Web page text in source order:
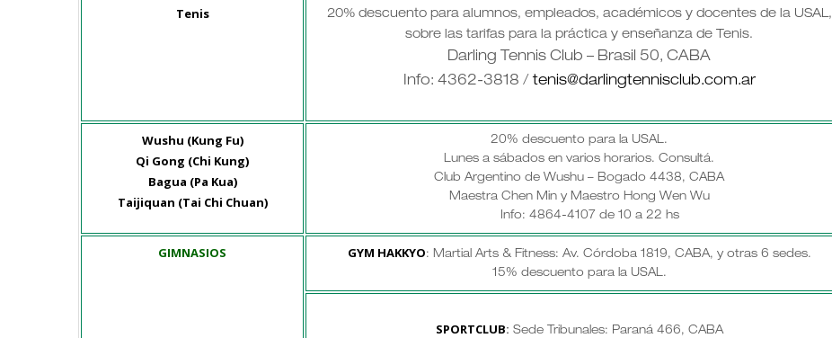
Tenis
20% descuento para alumnos, empleados, académicos y docentes de la USAL,
sobre las tarifas para la práctica y enseñanza de Tenis.
Darling Tennis Club – Brasil 50, CABA
Info: 4362-3818 /tenis@darlingtennisclub.com.ar
Wushu (Kung Fu)
Qi Gong (Chi Kung)
Bagua (Pa Kua)
Taijiquan (Tai Chi Chuan)
20% descuento para la USAL.
Lunes a sábados en varios horarios. Consultá.
Club Argentino de Wushu – Bogado 4438, CABA
Maestra Chen Min y Maestro Hong Wen Wu
Info: 4864-4107 de 10 a 22 hs
GIMNASIOS GYM HAKKYO: Martial Arts & Fitness: Av. Córdoba 1819, CABA, y otras 6 sedes.
15% descuento para la USAL.
SPORTCLUB: Sede Tribunales: Paraná 466, CABA